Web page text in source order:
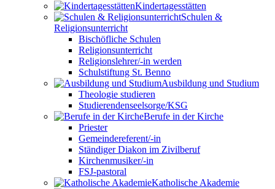
Kindertagesstätten
Schulen &
Religionsunterricht
Bischöfliche Schulen
Religionsunterricht
Religionslehrer/-in werden
Schulstiftung St. Benno
Ausbildung und Studium
Theologie studieren
Studierendenseelsorge/KSG
Berufe in der Kirche
Priester
Gemeindereferent/-in
Ständiger Diakon im Zivilberuf
Kirchenmusiker/-in
FSJ-pastoral
Katholische Akademie